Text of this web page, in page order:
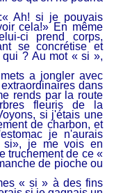
Ah! si je pouvais
cela!» En même
ci prend corps,
se concrétise et
? Au mot « si »,
a jongler avec
dans
rends par la route
fleuris de la
si j'étais une
de charbon, et
je n'aurais
si», je me vois en
truchement de ce «
de pioche ou
« si » à des fins